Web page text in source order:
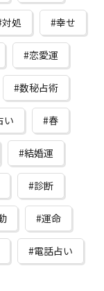
対処 幸せ
恋愛運
数秘占術
い 春
結婚運
診断
運命
電話占い